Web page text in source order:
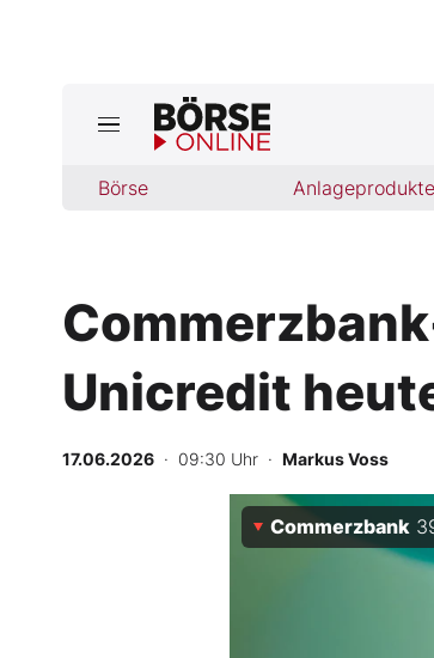
Börse Anlageprodukte
Jetzt aktuelle Ausgabe BÖRSE
Anlageprodukte
Finanz-Check
BO-Musterdepots
Unicredit
17.06.2026 · 09:30 Uhr · Markus Voss
Commerzbank